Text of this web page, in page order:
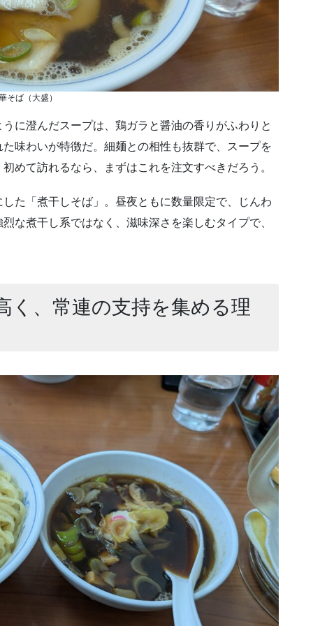
そば（大盛）
に澄んだスープは、鶏ガラと醤油の香りがふわりと
味わいが特徴だ。細麺との相性も抜群で、スープを
めて訪れるなら、まずはこれを注文すべきだろう。
た「煮干しそば」。昼夜ともに数量限定で、じんわ
な煮干し系ではなく、滋味深さを楽しむタイプで、
く、常連の支持を集める理